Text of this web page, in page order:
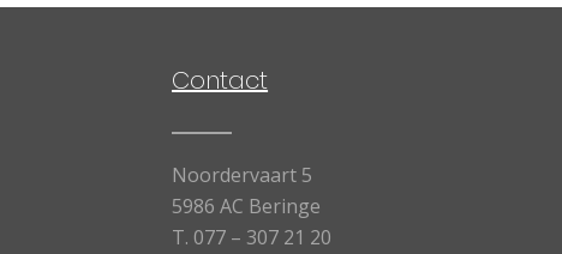
Contact
Noordervaart 5
5986 AC Beringe
T. 077 – 307 21 20